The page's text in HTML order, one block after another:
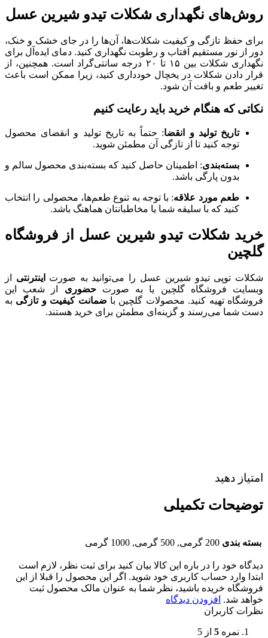
روش‌های نگهداری شکلات تیدو شیرین عسل
برای حفظ تازگی و کیفیت شکلات‌ها، آن‌ها را در جای خشک و خنک،
دور از نور مستقیم آفتاب و رطوبت نگهداری کنید. دمای ایده‌آل برای
نگهداری شکلات بین ۱۵ تا ۲۰ درجه سانتی‌گراد است. همچنین، از
قرار دادن شکلات در یخچال خودداری کنید، زیرا ممکن است باعث
تغییر طعم و بافت آن شود.
نکاتی که هنگام خرید باید رعایت کنیم
تاریخ تولید و انقضا: حتماً به تاریخ تولید و انقضای محصول
توجه کنید تا از تازگی آن مطمئن شوید.
بسته‌بندی: اطمینان حاصل کنید که بسته‌بندی محصول سالم و
بدون پارگی باشد.
طعم مورد علاقه: با توجه به تنوع طعم‌ها، محصولی را انتخاب
کنید که با سلیقه شما یا مخاطبانتان هماهنگ باشد.
خرید شکلات تیدو شیرین عسل از فروشگاه
گلچین
شکلات توپی تیدو شیرین عسل را می‌توانید به صورت اینترنتی از
وبسایت فروشگاه گلچین یا به صورتحضوری از شعب این
فروشگاه تهیه کنید. محصولات گلچین با ضمانت کیفیت و تازگی به
دست شما می‌رسند و گزینه‌ای مطمئن برای خرید هستند.
امتیاز دهید
توضیحات تکمیلی
بسته بندی 200 گرمی, 500 گرمی, 1000 گرمی
دیدگاه خود را در باره این کالا بیان کنید برای ثبت نظر، لازم است
ابتدا وارد حساب کاربری خود شوید. اگر این محصول را قبلا از این
فروشگاه خریده باشید، نظر شما به عنوان مالک محصول ثبت
خواهد شد. افزودن دیدگاه
نظرات کاربران
نمره 5 از 5